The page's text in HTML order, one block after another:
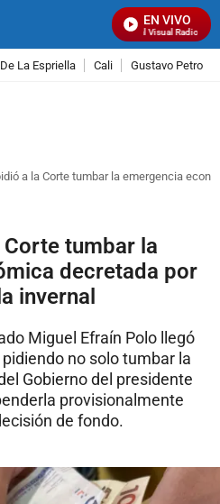
EN VIVO
Señal Visual Radio
La Espriella Cali Gustavo Petro
a la Corte tumbar la emergencia
tumbar la
decretada por
invernal
Miguel Efraín Polo llegó
no solo tumbar la
Gobierno del presidente
provisionalmente
de fondo.